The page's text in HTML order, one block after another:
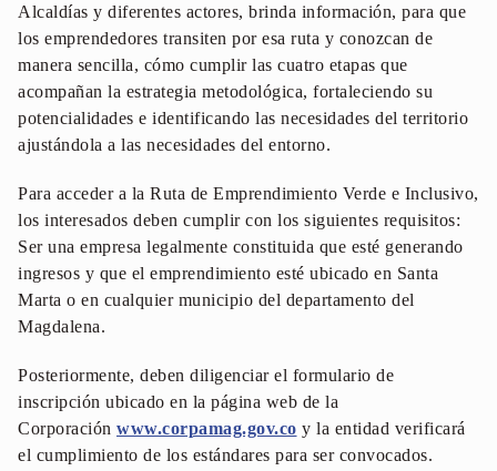
Alcaldías y diferentes actores, brinda información, para que
los emprendedores transiten por esa ruta y conozcan de
manera sencilla, cómo cumplir las cuatro etapas que
acompañan la estrategia metodológica, fortaleciendo su
potencialidades e identificando las necesidades del territorio
ajustándola a las necesidades del entorno.
Para acceder a la Ruta de Emprendimiento Verde e Inclusivo,
los interesados deben cumplir con los siguientes requisitos:
Ser una empresa legalmente constituida que esté generando
ingresos y que el emprendimiento esté ubicado en Santa
Marta o en cualquier municipio del departamento del
Magdalena.
Posteriormente, deben diligenciar el formulario de
inscripción ubicado en la página web de la
Corporación www.corpamag.gov.co y la entidad verificará
el cumplimiento de los estándares para ser convocados.